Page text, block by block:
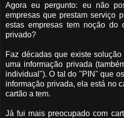
Agora eu pergunto: eu não
empresas que prestam serviço
estas empresas tem noção
privado?
Faz décadas que existe
uma informação privada
individual"). O tal do "PIN" que
informação privada, ela está no
cartão a tem.
Já fui mais preocupado com